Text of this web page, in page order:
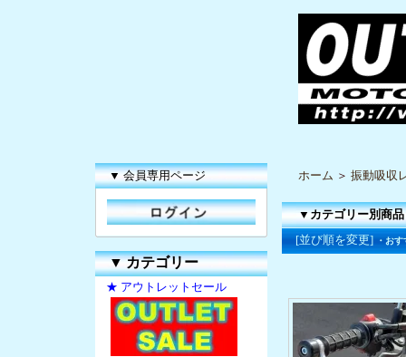
▼ 会員専用ページ
▼カテゴリー
★ アウトレットセール
ホーム ＞ 振動吸収
▼カテゴリー別商品
[並び順を変更]
・お